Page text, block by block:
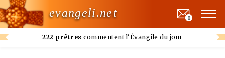
evangeli.net
222 prêtres commentent l'Évangile du jour
0